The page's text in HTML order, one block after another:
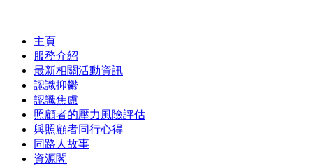
主頁
服務介紹
最新相關活動資訊
認識抑鬱
認識焦慮
照顧者的壓力風險評估
與照顧者同行心得
同路人故事
資源閣